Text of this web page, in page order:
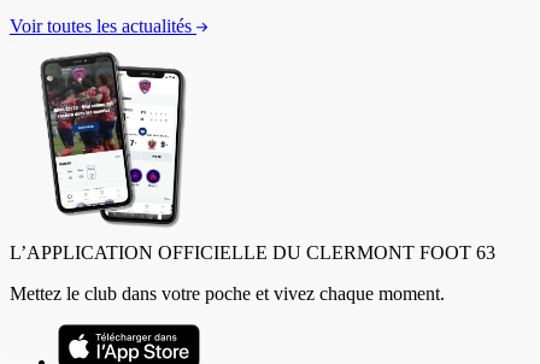
Voir toutes les actualités
L’APPLICATION OFFICIELLE DU CLERMONT FOOT 63
Mettez le club dans votre poche et vivez chaque moment.